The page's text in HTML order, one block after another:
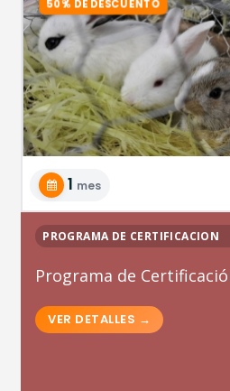
1 mes
PROGRAMA DE CERTIFICACION
Programa de